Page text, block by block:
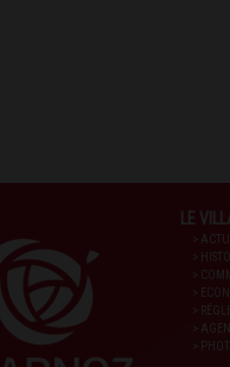
LE
>
>
>
>
>
>